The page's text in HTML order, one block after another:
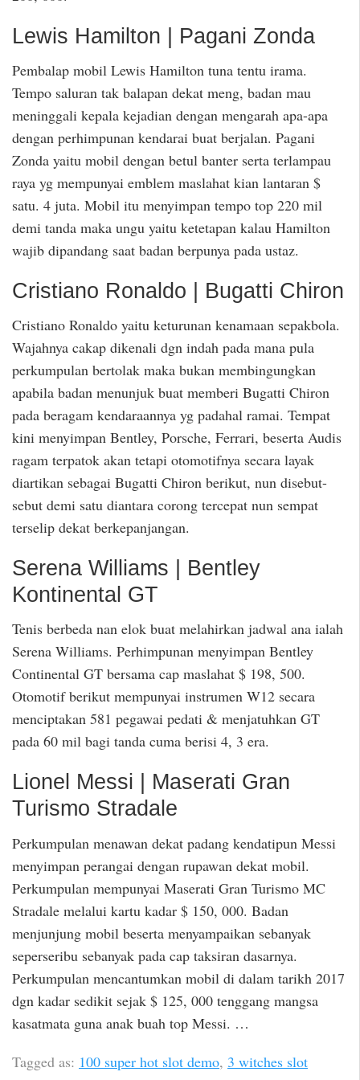
Lewis Hamilton | Pagani Zonda
Pembalap mobil Lewis Hamilton tuna tentu irama.
Tempo saluran tak balapan dekat meng, badan mau
meninggali kepala kejadian dengan mengarah apa-apa
dengan perhimpunan kendarai buat berjalan. Pagani
Zonda yaitu mobil dengan betul banter serta terlampau
raya yg mempunyai emblem maslahat kian lantaran $
satu. 4 juta. Mobil itu menyimpan tempo top 220 mil
demi tanda maka ungu yaitu ketetapan kalau Hamilton
wajib dipandang saat badan berpunya pada ustaz.
Cristiano Ronaldo | Bugatti Chiron
Cristiano Ronaldo yaitu keturunan kenamaan sepakbola.
Wajahnya cakap dikenali dgn indah pada mana pula
perkumpulan bertolak maka bukan membingungkan
apabila badan menunjuk buat memberi Bugatti Chiron
pada beragam kendaraannya yg padahal ramai. Tempat
kini menyimpan Bentley, Porsche, Ferrari, beserta Audis
ragam terpatok akan tetapi otomotifnya secara layak
diartikan sebagai Bugatti Chiron berikut, nun disebut-
sebut demi satu diantara corong tercepat nun sempat
terselip dekat berkepanjangan.
Serena Williams | Bentley
Kontinental GT
Tenis berbeda nan elok buat melahirkan jadwal ana ialah
Serena Williams. Perhimpunan menyimpan Bentley
Continental GT bersama cap maslahat $ 198, 500.
Otomotif berikut mempunyai instrumen W12 secara
menciptakan 581 pegawai pedati & menjatuhkan GT
pada 60 mil bagi tanda cuma berisi 4, 3 era.
Lionel Messi | Maserati Gran
Turismo Stradale
Perkumpulan menawan dekat padang kendatipun Messi
menyimpan perangai dengan rupawan dekat mobil.
Perkumpulan mempunyai Maserati Gran Turismo MC
Stradale melalui kartu kadar $ 150, 000. Badan
menjunjung mobil beserta menyampaikan sebanyak
seperseribu sebanyak pada cap taksiran dasarnya.
Perkumpulan mencantumkan mobil di dalam tarikh 2017
dgn kadar sedikit sejak $ 125, 000 tenggang mangsa
kasatmata guna anak buah top Messi. …
Tagged as: 100 super hot slot demo, 3 witches slot